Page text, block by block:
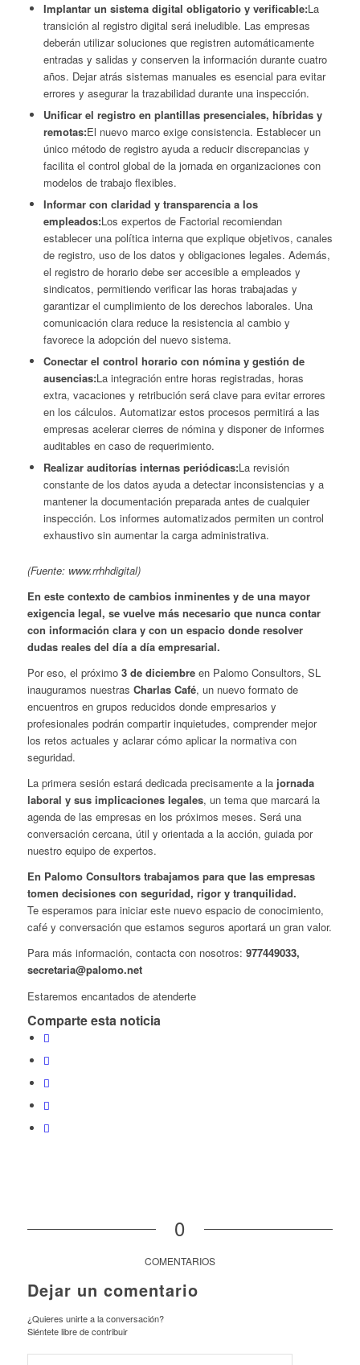
Implantar un sistema digital obligatorio y verificable:La
transición al registro digital será ineludible. Las empresas
deberán utilizar soluciones que registren automáticamente
entradas y salidas y conserven la información durante cuatro
años. Dejar atrás sistemas manuales es esencial para evitar
errores y asegurar la trazabilidad durante una inspección.
Unificar el registro en plantillas presenciales, híbridas y
remotas:El nuevo marco exige consistencia. Establecer un
único método de registro ayuda a reducir discrepancias y
facilita el control global de la jornada en organizaciones con
modelos de trabajo flexibles.
Informar con claridad y transparencia a los
empleados:Los expertos de Factorial recomiendan
establecer una política interna que explique objetivos, canales
de registro, uso de los datos y obligaciones legales. Además,
el registro de horario debe ser accesible a empleados y
sindicatos, permitiendo verificar las horas trabajadas y
garantizar el cumplimiento de los derechos laborales. Una
comunicación clara reduce la resistencia al cambio y
favorece la adopción del nuevo sistema.
Conectar el control horario con nómina y gestión de
ausencias:La integración entre horas registradas, horas
extra, vacaciones y retribución será clave para evitar errores
en los cálculos. Automatizar estos procesos permitirá a las
empresas acelerar cierres de nómina y disponer de informes
auditables en caso de requerimiento.
Realizar auditorías internas periódicas:La revisión
constante de los datos ayuda a detectar inconsistencias y a
mantener la documentación preparada antes de cualquier
inspección. Los informes automatizados permiten un control
exhaustivo sin aumentar la carga administrativa.
(Fuente: www.rrhhdigital)
En este contexto de cambios inminentes y de una mayor
exigencia legal, se vuelve más necesario que nunca contar
con información clara y con un espacio donde resolver
dudas reales del día a día empresarial.
Por eso, el próximo 3 de diciembreen Palomo Consultors, SL
inauguramos nuestras Charlas Café, un nuevo formato de
encuentros en grupos reducidos donde empresarios y
profesionales podrán compartir inquietudes, comprender mejor
los retos actuales y aclarar cómo aplicar la normativa con
seguridad.
La primera sesión estará dedicada precisamente a la jornada
laboral y sus implicaciones legales, un tema que marcará la
agenda de las empresas en los próximos meses. Será una
conversación cercana, útil y orientada a la acción, guiada por
nuestro equipo de expertos.
En Palomo Consultors trabajamos para que las empresas
tomen decisiones con seguridad, rigor y tranquilidad.
Te esperamos para iniciar este nuevo espacio de conocimiento,
café y conversación que estamos seguros aportará un gran valor.
Para más información, contacta con nosotros: 977449033,
secretaria@palomo.net
Estaremos encantados de atenderte
Comparte esta noticia
0
COMENTARIOS
Dejar un comentario
¿Quieres unirte a la conversación?
Siéntete libre de contribuir